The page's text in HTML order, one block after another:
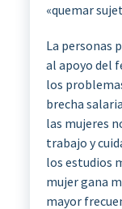
«quemar
La personas
al apoyo del
los
brecha
las mujeres
trabajo y
los estudios
mujer gana
mayor